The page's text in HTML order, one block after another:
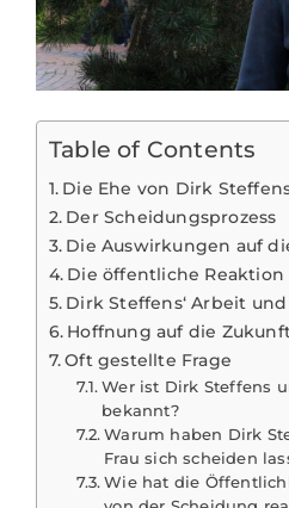
Table of Contents
Die Ehe von Dirk
Der Scheidungsprozess
Die Auswirkungen auf
Die öffentliche Reaktion
Dirk Steffens‘ Arbeit
Hoffnung auf die
Oft gestellte Frage
Wer ist Dirk Steffens
bekannt?
Warum haben Dirk
Frau sich scheiden
Wie hat die